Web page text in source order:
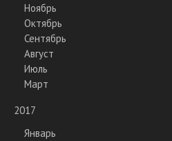
Ноябрь
Октябрь
Сентябрь
Август
Июль
Март
2017
Январь